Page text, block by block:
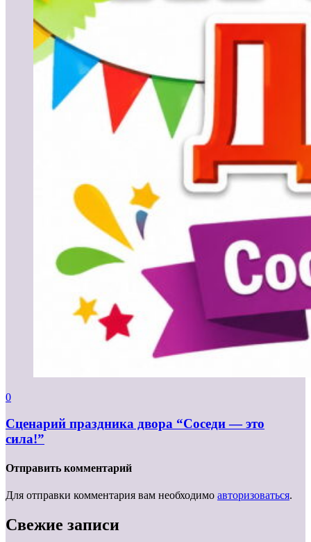
0
Сценарий праздника двора “Соседи — это
сила!”
Отправить комментарий
Для отправки комментария вам необходимо авторизоваться.
Свежие записи